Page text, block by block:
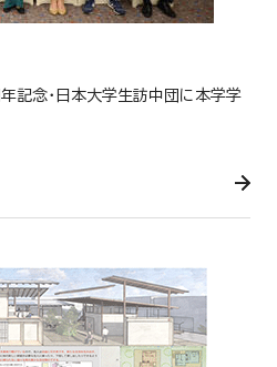
記念・日本大学生訪中団に本学学